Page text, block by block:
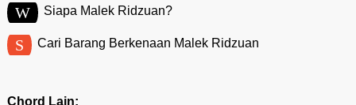
W Siapa Malek Ridzuan?
S Cari Barang Berkenaan Malek Ridzuan
Chord Lain: